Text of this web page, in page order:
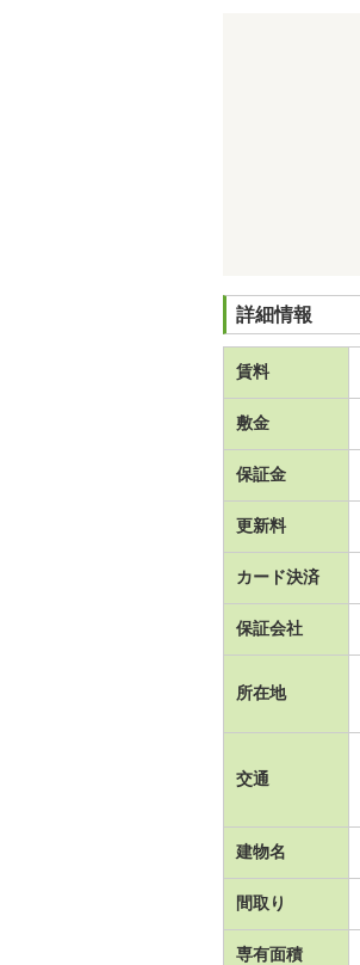
詳細情報
賃料
敷金
保証金
更新料
カード決済
保証会社
所在地
交通
建物名
間取り
専有面積